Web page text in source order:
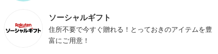
ソーシャルギフト
住所不要で今すぐ贈れる！とっておきのアイテムを豊
富にご用意！